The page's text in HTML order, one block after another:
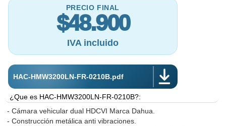
PRECIO FINAL
$48.900
IVA incluido
HAC-HMW3200LN-FR-0210B.pdf
¿Que es HAC-HMW3200LN-FR-0210B?:
- Cámara vehicular dual HDCVI Marca Dahua.
- Construcción metálica anti vibraciones.